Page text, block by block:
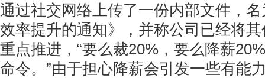
通过社交网络上传了一份内部文件，
效率提升的通知》，并称公司已经将
重点推进，“要么裁20%，要么降薪
命令。”由于担心降薪会引发一些有能